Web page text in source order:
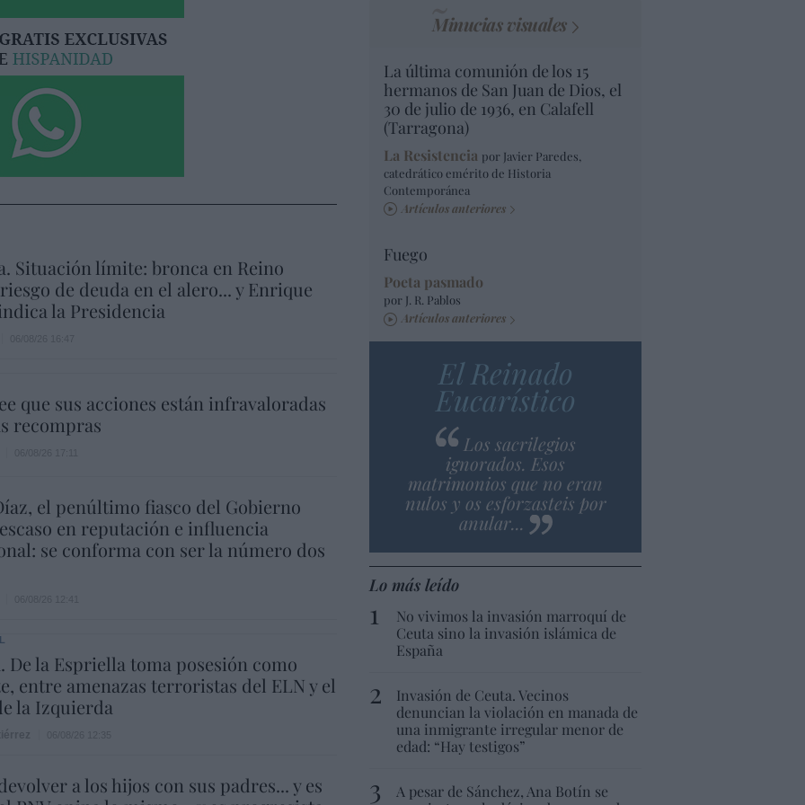
Situación límite: bronca en Reino
de deuda en el alero... y Enrique
la Presidencia
que sus acciones están infravaloradas
recompras
el penúltimo fiasco del Gobierno
en reputación e influencia
se conforma con ser la número dos
De la Espriella toma posesión como
entre amenazas terroristas del ELN y el
la Izquierda
a los hijos con sus padres... y es
Minucias visuales
La última comunión de los 15
hermanos de San Juan de Dios, el
30 de julio de 1936, en Calafell
(Tarragona)
La Resistencia por Javier Paredes,
catedrático emérito de Historia
Contemporánea
Artículos anteriores
Fuego
Poeta pasmado
por J. R. Pablos
Artículos anteriores
El Reinado
Eucarístico
Los sacrilegios
ignorados. Esos
matrimonios que no eran
nulos y os esforzasteis por
anular...
Lo más leído
No vivimos la invasión marroquí de
Ceuta sino la invasión islámica de
España
Invasión de Ceuta. Vecinos
denuncian la violación en manada de
una inmigrante irregular menor de
edad: “Hay testigos”
A pesar de Sánchez, Ana Botín se